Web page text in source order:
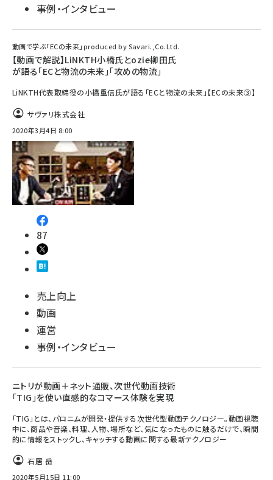
事例・インタビュー
動画で学ぶ「ECの未来」produced by Savari.,Co.Ltd.
【動画で解説】LiNKTH小橋氏とozie柳田氏
が語る「ECと物流の未来」「攻めの物流」
LiNKTH代表取締役の小橋重信氏が語る「ECと物流の未来」【ECの未来③】
サヴァリ株式会社
2020年3月4日 8:00
87
売上向上
動画
運営
事例・インタビュー
ニトリが動画＋ネット通販、次世代動画技術
「TIG」を使い直感的なコマース体験を実現
「TIG」とは、パロニムが開発・提供する次世代型動画テクノロジー。動画視聴
中に、商品や音楽、料理、人物、場所など、気になったものに触るだけで、瞬間
的に情報をストックし、キャッチする動画に関する最新テクノロジー
石居 岳
2020年5月15日 11:00